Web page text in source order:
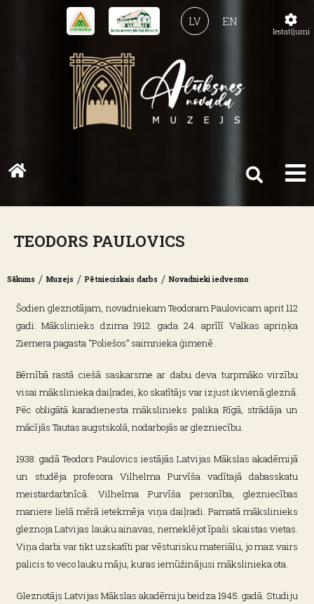
EN
LV
TEODORS PAULOVICS
Sākums / Muzejs / Pētnieciskais darbs / Novadnieki iedvesmo
Šodien gleznotājam, novadniekam Teodoram Paulovicam aprit 112
gadi. Mākslinieks dzima 1912. gada 24. aprīlī Valkas apriņķa
Ziemera pagasta “Poliešos” saimnieka ģimenē.
Bērnībā rastā ciešā saskarsme ar dabu deva turpmāko virzību
visai mākslinieka daiļradei, ko skatītājs var izjust ikvienā gleznā.
Pēc obligātā karadienesta mākslinieks palika Rīgā, strādāja un
mācījās Tautas augstskolā, nodarbojās ar glezniecību.
1938. gadā Teodors Paulovics iestājās Latvijas Mākslas akadēmijā
un studēja profesora Vilhelma Purvīša vadītajā dabasskatu
meistardarbnīcā. Vilhelma Purvīša personība, glezniecības
maniere lielā mērā ietekmēja viņa daiļradi. Pamatā mākslinieks
gleznoja Latvijas lauku ainavas, nemeklējot īpaši skaistas vietas.
Viņa darbi var tikt uzskatīti par vēsturisku materiālu, jo maz vairs
palicis to veco lauku māju, kuras iemūžinājusi mākslinieka ota.
Gleznotājs Latvijas Mākslas akadēmiju beidza 1945. gadā. Studiju
Iestatījumi